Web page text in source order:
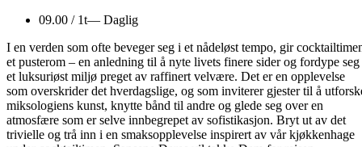
09.00 / 1t— Daglig
I en verden som ofte beveger seg i et nådeløst tempo, gir
et pusterom – en anledning til å nyte livets finere sider og fordype
et luksuriøst miljø preget av raffinert velvære. Det er en opplevelse
som overskrider det hverdagslige, og som inviterer gjester til å
miksologiens kunst, knytte bånd til andre og glede seg over en
atmosfære som er selve innbegrepet av sofistikasjon. Bryt ut av det
trivielle og trå inn i en smaksopplevelse inspirert av vår kjøkkenhage